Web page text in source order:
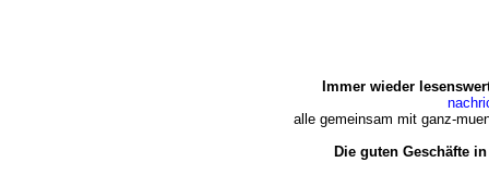
Immer wieder
alle gemeinsam mit ganz-
Die guten Geschäfte